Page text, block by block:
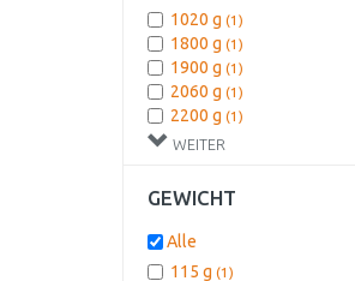
WEITER
1020 g (1)
1800 g (1)
1900 g (1)
2060 g (1)
2200 g (1)
GEWICHT
Alle
115 g (1)